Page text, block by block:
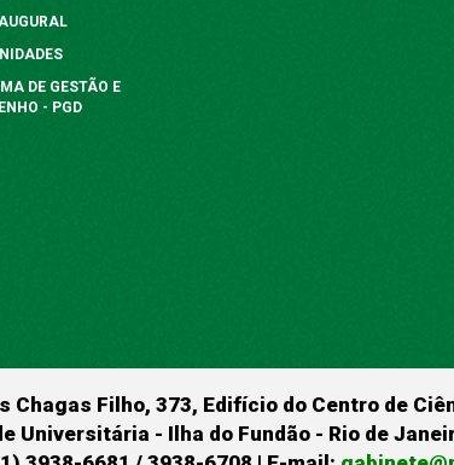
DE GESTÃO E
- PGD
Chagas Filho, 373, Edifício do Centro de
Universitária - Ilha do Fundão - Rio de